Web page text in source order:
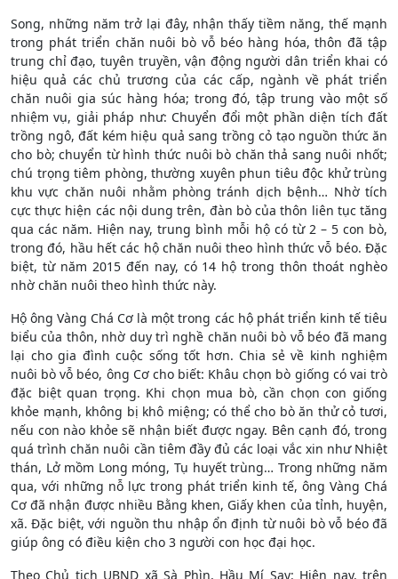
Song, những năm trở lại đây, nhận thấy tiềm năng, thế mạnh
trong phát triển chăn nuôi bò vỗ béo hàng hóa, thôn đã tập
trung chỉ đạo, tuyên truyền, vận động người dân triển khai có
hiệu quả các chủ trương của các cấp, ngành về phát triển
chăn nuôi gia súc hàng hóa; trong đó, tập trung vào một số
nhiệm vụ, giải pháp như: Chuyển đổi một phần diện tích đất
trồng ngô, đất kém hiệu quả sang trồng cỏ tạo nguồn thức ăn
cho bò; chuyển từ hình thức nuôi bò chăn thả sang nuôi nhốt;
chú trọng tiêm phòng, thường xuyên phun tiêu độc khử trùng
khu vực chăn nuôi nhằm phòng tránh dịch bệnh… Nhờ tích
cực thực hiện các nội dung trên, đàn bò của thôn liên tục tăng
qua các năm. Hiện nay, trung bình mỗi hộ có từ 2 – 5 con bò,
trong đó, hầu hết các hộ chăn nuôi theo hình thức vỗ béo. Đặc
biệt, từ năm 2015 đến nay, có 14 hộ trong thôn thoát nghèo
nhờ chăn nuôi theo hình thức này.
Hộ ông Vàng Chá Cơ là một trong các hộ phát triển kinh tế tiêu
biểu của thôn, nhờ duy trì nghề chăn nuôi bò vỗ béo đã mang
lại cho gia đình cuộc sống tốt hơn. Chia sẻ về kinh nghiệm
nuôi bò vỗ béo, ông Cơ cho biết: Khâu chọn bò giống có vai trò
đặc biệt quan trọng. Khi chọn mua bò, cần chọn con giống
khỏe mạnh, không bị khô miệng; có thể cho bò ăn thử cỏ tươi,
nếu con nào khỏe sẽ nhận biết được ngay. Bên cạnh đó, trong
quá trình chăn nuôi cần tiêm đầy đủ các loại vắc xin như Nhiệt
thán, Lở mồm Long móng, Tụ huyết trùng… Trong những năm
qua, với những nỗ lực trong phát triển kinh tế, ông Vàng Chá
Cơ đã nhận được nhiều Bằng khen, Giấy khen của tỉnh, huyện,
xã. Đặc biệt, với nguồn thu nhập ổn định từ nuôi bò vỗ béo đã
giúp ông có điều kiện cho 3 người con học đại học.
Theo Chủ tịch UBND xã Sà Phìn, Hầu Mí Say: Hiện nay, trên